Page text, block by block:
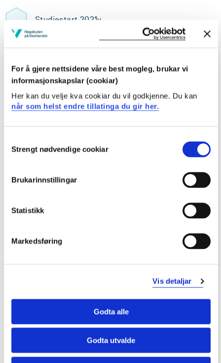
For å gjere nettsidene våre best mogleg, brukar vi
informasjonskapslar (cookiar)
Her kan du velje kva cookiar du vil godkjenne. Du kan
når som helst endre tillatinga du gir her.
Selection
Strengt nødvendige cookiar
Brukarinnstillingar
Statistikk
Markedsføring
Vis detaljar
Godta alle
Godta utvalde
Studiestart 2021v
Studiestart 2020h
Utdanningsplan 2025 vår, 15
studiepoeng
Oversikt
Utvikling av eiendom
Krav: 15 studiepoeng
TAK802
Teknisk forvaltning – bygningsfysikk, FDVU
Semester: 1 15 sp